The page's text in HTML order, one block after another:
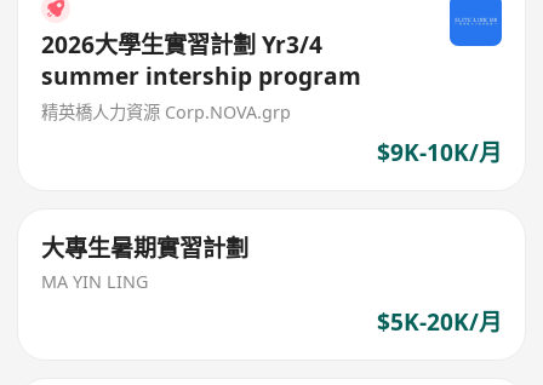
2026大學生實習計劃 Yr3/4
summer intership program
精英橋人力資源 Corp.NOVA.grp
$9K-10K/月
大專生暑期實習計劃
MA YIN LING
$5K-20K/月